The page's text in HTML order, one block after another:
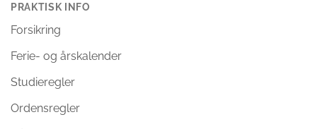
PRAKTISK INFO
Forsikring
Ferie- og årskalender
Studieregler
Ordensregler